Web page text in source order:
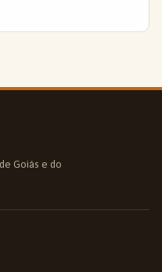
Goiás e do